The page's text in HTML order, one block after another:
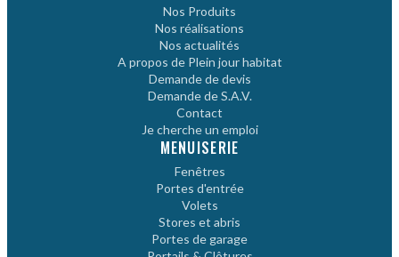
Nos Produits
Nos réalisations
Nos actualités
A propos de Plein jour habitat
Demande de devis
Demande de S.A.V.
Contact
Je cherche un emploi
MENUISERIE
Fenêtres
Portes d'entrée
Volets
Stores et abris
Portes de garage